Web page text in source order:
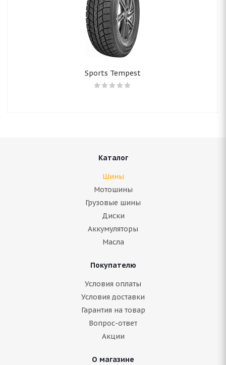
Sports Tempest
Каталог
Шины
Мотошины
Грузовые шины
Диски
Аккумуляторы
Масла
Покупателю
Условия оплаты
Условия доставки
Гарантия на товар
Вопрос-ответ
Акции
О магазине